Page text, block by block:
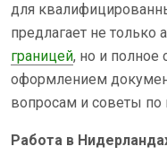
для
предлагает не только
границей, но и
оформлением
вопросам и советы по
Работа в